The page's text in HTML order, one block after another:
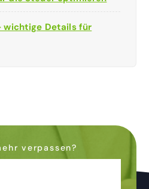
wichtige Details für
verpassen?